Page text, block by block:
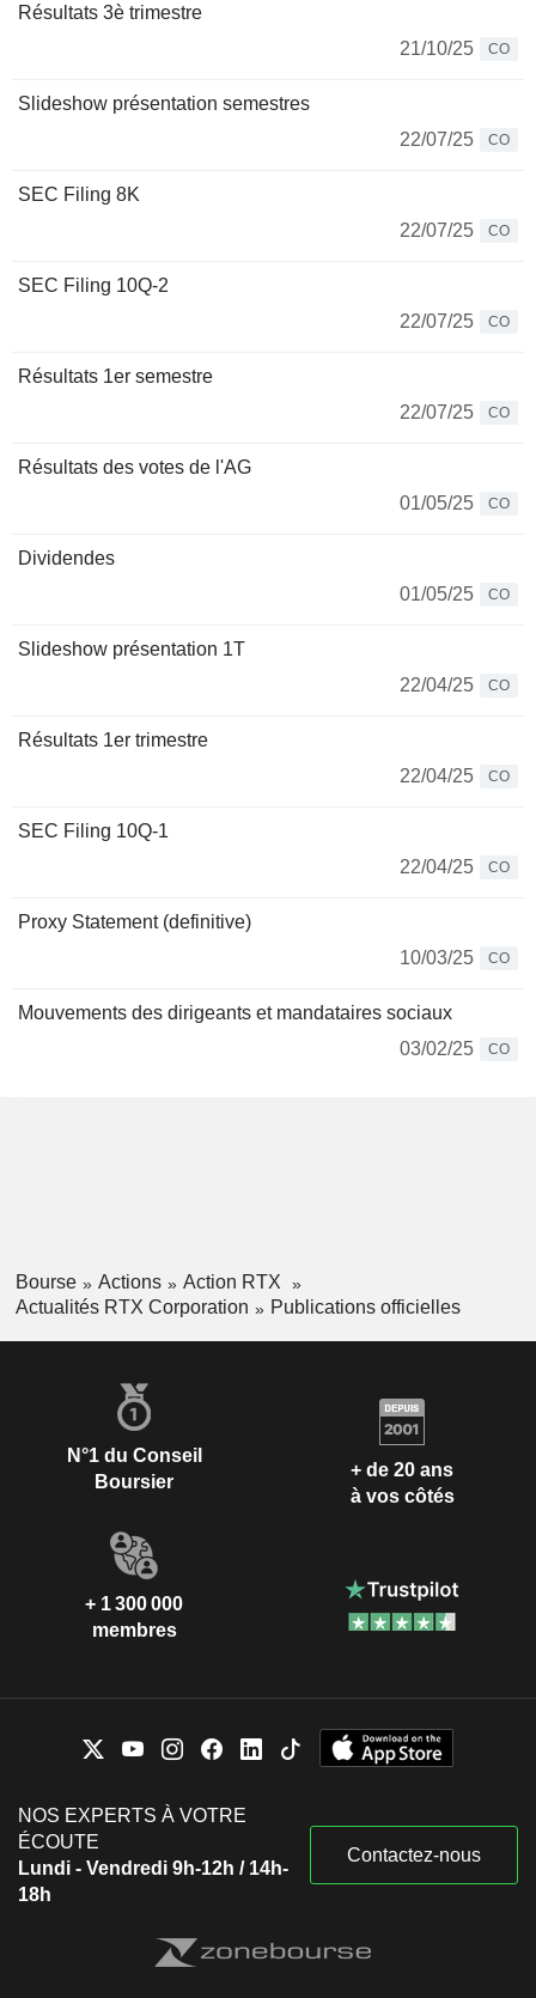
Résultats 3è trimestre
21/10/25
CO
Slideshow présentation semestres
22/07/25
CO
SEC Filing 8K
22/07/25
CO
SEC Filing 10Q-2
22/07/25
CO
Résultats 1er semestre
22/07/25
CO
Résultats des votes de l'AG
01/05/25
CO
Dividendes
01/05/25
CO
Slideshow présentation 1T
22/04/25
CO
Résultats 1er trimestre
22/04/25
CO
SEC Filing 10Q-1
22/04/25
CO
Proxy Statement (definitive)
10/03/25
CO
Mouvements des dirigeants et mandataires sociaux
03/02/25
CO
Bourse Actions
Action RTX
Actualités RTX Corporation
Publications officielles
N°1 du Conseil
Boursier
+ de 20 ans
à vos côtés
+ 1 300 000
membres
NOS EXPERTS À VOTRE
ÉCOUTE
Lundi - Vendredi 9h-12h / 14h-
18h
Contactez-nous